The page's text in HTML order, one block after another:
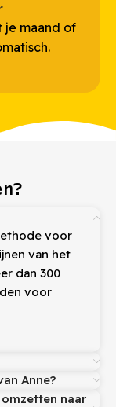
je maand of
voor
van het
dan 300
voor
Anne?
naar